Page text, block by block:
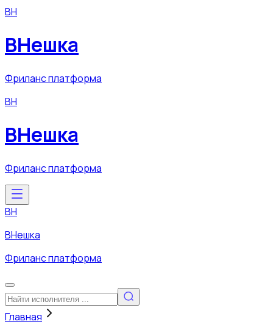
ВН
ВНешка
Фриланс платформа
ВН
ВНешка
Фриланс платформа
ВН
ВНешка
Фриланс платформа
Главная